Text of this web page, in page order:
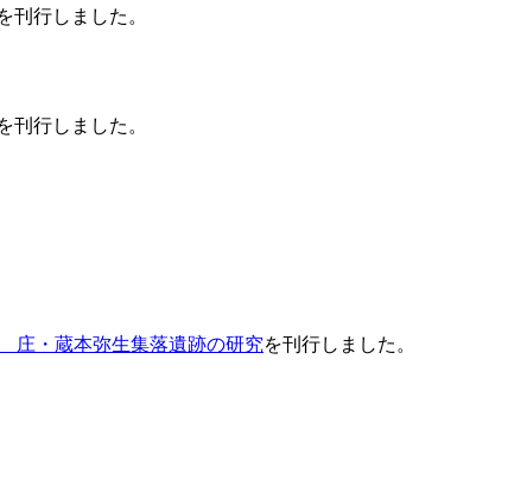
刊行しました。
刊行しました。
庄・蔵本弥生集落遺跡の研究を刊行しました。